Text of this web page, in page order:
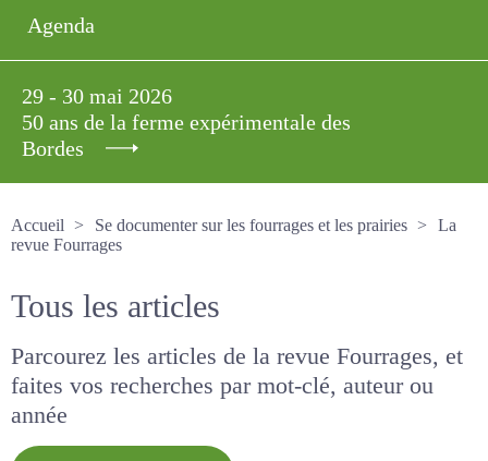
Agenda
29 - 30 mai 2026
50 ans de la ferme expérimentale des
Bordes
Accueil
Se documenter sur les fourrages et les prairies
La revue Fourrages
Tous les articles
Parcourez les articles de la revue Fourrages, et
faites vos recherches par mot-clé, auteur ou
année